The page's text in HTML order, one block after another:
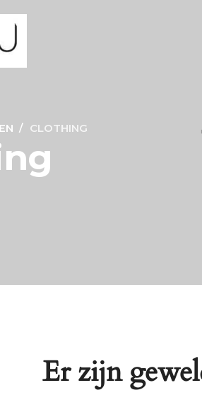
CLOTHING
Er zijn